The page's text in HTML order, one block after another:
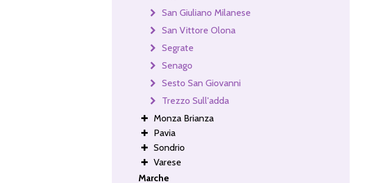
San Giuliano Milanese
San Vittore Olona
Segrate
Senago
Sesto San Giovanni
Trezzo Sull'adda
Monza Brianza
Pavia
Sondrio
Varese
Marche